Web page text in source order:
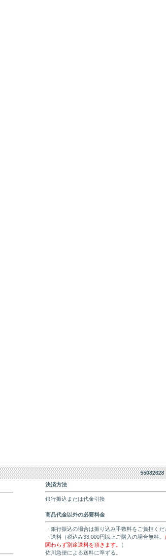
55082628
決済方法
銀行振込または代金引換
商品代金以外の必要料金
・銀行振込の場合は振り込み手数料をご負担くだ
・送料（税込み33,000円以上ご購入の場合無料。
関わらず別途送料を頂きます。
）
佐川急便による送料に準ずる。